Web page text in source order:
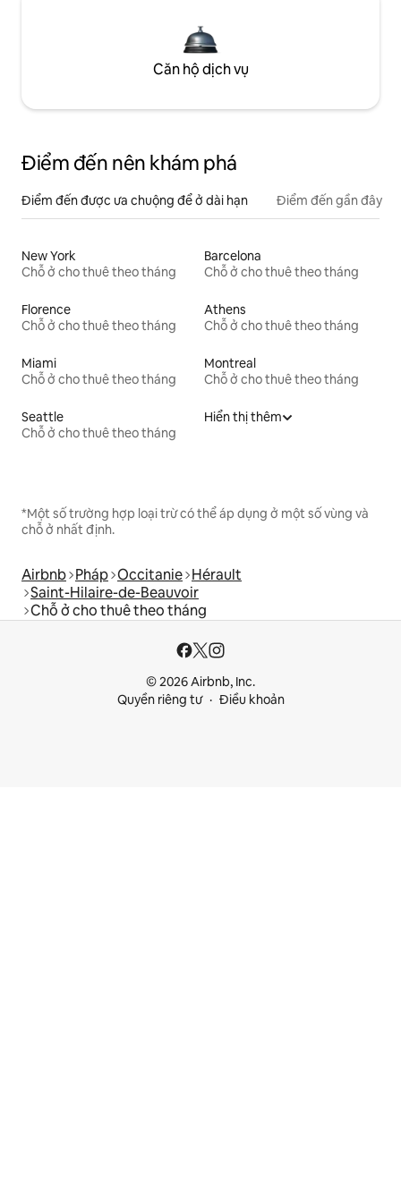
Căn hộ dịch vụ
Điểm đến nên khám phá
Điểm đến được ưa chuộng để ở dài hạn Điểm đến gần đây
New York
Chỗ ở cho thuê theo tháng
Barcelona
Chỗ ở cho thuê theo tháng
Florence
Chỗ ở cho thuê theo tháng
Athens
Chỗ ở cho thuê theo tháng
Miami
Chỗ ở cho thuê theo tháng
Montreal
Chỗ ở cho thuê theo tháng
Seattle
Chỗ ở cho thuê theo tháng
Hiển thị thêm
*Một số trường hợp loại trừ có thể áp dụng ở một số vùng và
chỗ ở nhất định.
Airbnb Pháp Occitanie Hérault
Saint-Hilaire-de-Beauvoir
Chỗ ở cho thuê theo tháng
© 2026 Airbnb, Inc.
Quyền riêng tư
Điều khoản